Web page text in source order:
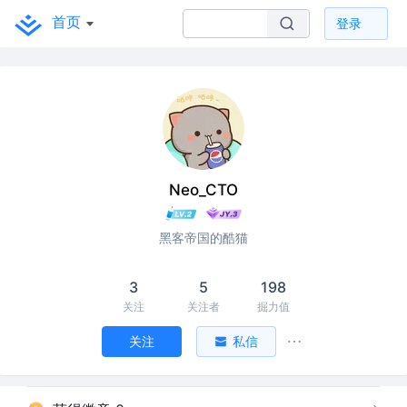
首页 登录
Neo_CTO
黑客帝国的酷猫
3
关注
5
关注者
198
掘力值
关注 私信